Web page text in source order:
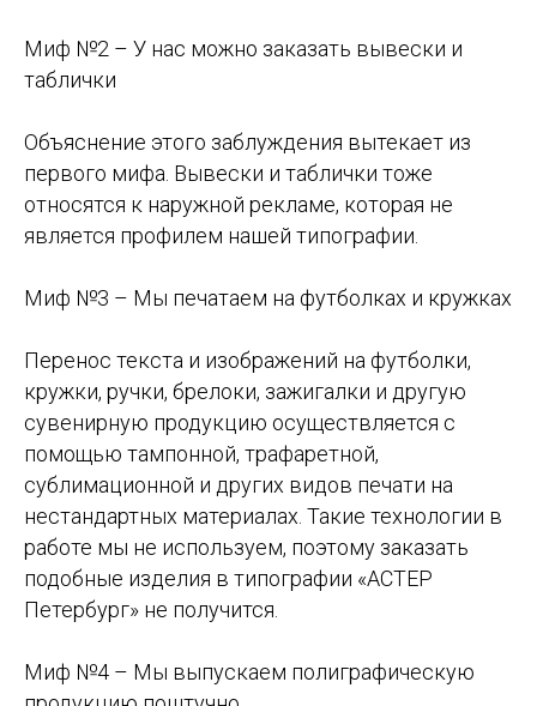
Миф №2 – У нас можно заказать вывески и
таблички
Объяснение этого заблуждения вытекает из
первого мифа. Вывески и таблички тоже
относятся к наружной рекламе, которая не
является профилем нашей типографии.
Миф №3 – Мы печатаем на футболках и кружках
Перенос текста и изображений на футболки,
кружки, ручки, брелоки, зажигалки и другую
сувенирную продукцию осуществляется с
помощью тампонной, трафаретной,
сублимационной и других видов печати на
нестандартных материалах. Такие технологии в
работе мы не используем, поэтому заказать
подобные изделия в типографии «АСТЕР
Петербург» не получится.
Миф №4 – Мы выпускаем полиграфическую